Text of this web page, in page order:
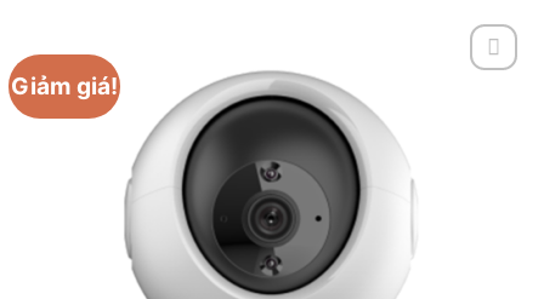
Giảm giá!